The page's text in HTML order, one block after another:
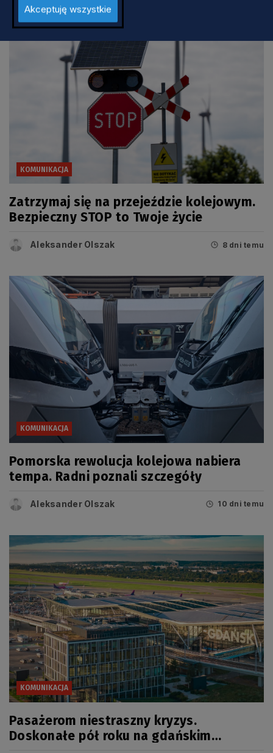
KOMUNIKACJA
Zatrzymaj się na przejeździe kolejowym.
Bezpieczny STOP to Twoje życie
Aleksander Olszak 8 dni temu
KOMUNIKACJA
Pomorska rewolucja kolejowa nabiera
tempa. Radni poznali szczegóły
Aleksander Olszak 10 dni temu
KOMUNIKACJA
Pasażerom niestraszny kryzys.
Doskonałe pół roku na gdańskim
Akceptuję wszystkie